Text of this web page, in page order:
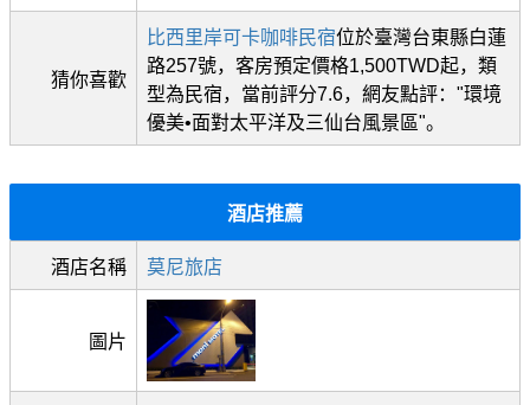
猜你喜歡
比西里岸可卡咖啡民宿位於臺灣台東縣白蓮
路257號，客房預定價格1,500TWD起，類
型為民宿，當前評分7.6，網友點評："環境
優美•面對太平洋及三仙台風景區"。
酒店推薦
酒店名稱 莫尼旅店
圖片